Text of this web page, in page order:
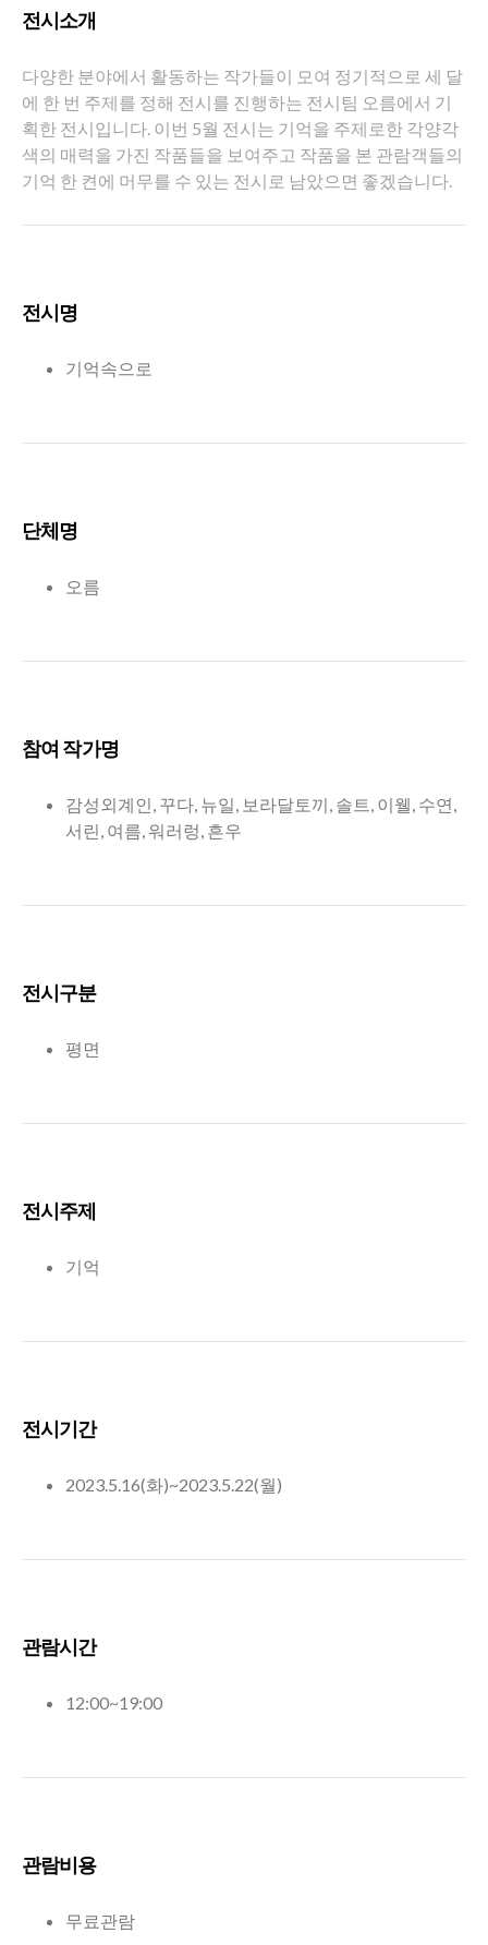
전시소개
다양한 분야에서 활동하는 작가들이 모여 정기적으로 세 달
에 한 번 주제를 정해 전시를 진행하는 전시팀 오름에서 기
획한 전시입니다. 이번 5월 전시는 기억을 주제로한 각양각
색의 매력을 가진 작품들을 보여주고 작품을 본 관람객들의
기억 한 켠에 머무를 수 있는 전시로 남았으면 좋겠습니다.
전시명
기억속으로
단체명
오름
참여 작가명
감성외계인, 꾸다, 뉴일, 보라달토끼, 솔트, 이웰, 수연,
서린, 여름, 워러렁, 흔우
전시구분
평면
전시주제
기억
전시기간
2023.5.16(화)~2023.5.22(월)
관람시간
12:00~19:00
관람비용
무료관람